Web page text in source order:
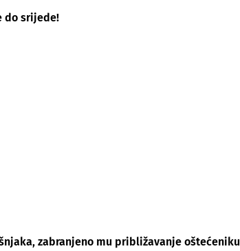
do srijede!
zabranjeno mu približavanje oštećeniku